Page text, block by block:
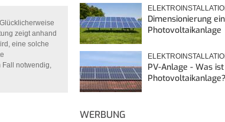
zeigt anhand
eine solche
Fall notwendig,
Dimensionierung
Photovoltaikanlage
PV-Anlage - Was
Photovoltaikanlage?
WERBUNG